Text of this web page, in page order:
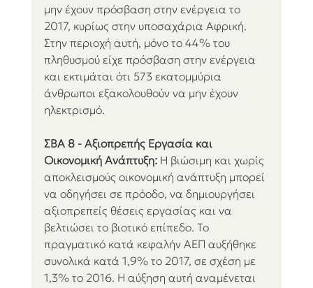
μην έχουν πρόσβαση στην ενέργεια το
2017, κυρίως στην υποσαχάρια Αφρική.
Στην περιοχή αυτή, μόνο το 44% του
πληθυσμού είχε πρόσβαση στην ενέργεια
και εκτιμάται ότι 573 εκατομμύρια
άνθρωποι εξακολουθούν να μην έχουν
ηλεκτρισμό.
ΣΒΑ 8 - Αξιοπρεπής Εργασία και
Οικονομική Ανάπτυξη: Η βιώσιμη και χωρίς
αποκλεισμούς οικονομική ανάπτυξη μπορεί
να οδηγήσει σε πρόοδο, να δημιουργήσει
αξιοπρεπείς θέσεις εργασίας και να
βελτιώσει το βιοτικό επίπεδο. Το
πραγματικό κατά κεφαλήν ΑΕΠ αυξήθηκε
συνολικά κατά 1,9% το 2017, σε σχέση με
1,3% το 2016. Η αύξηση αυτή αναμένεται